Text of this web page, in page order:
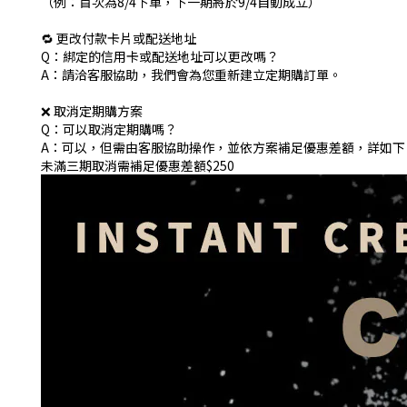
🔁 更改付款卡片或配送地址
Q：綁定的信用卡或配送地址可以更改嗎？
A：請洽客服協助，我們會為您重新建立定期購訂單。
❌ 取消定期購方案
Q：可以取消定期購嗎？
A：可以，但需由客服協助操作，並依方案補足優惠差額，詳如
未滿三期取消需補足優惠差額$250